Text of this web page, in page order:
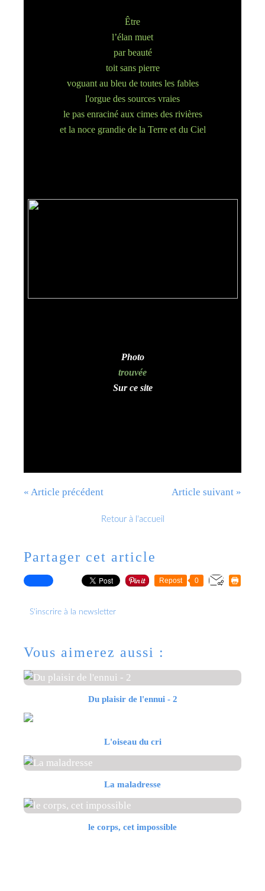
Être
l’élan muet
par beauté
toit sans pierre
voguant au bleu de toutes les fables
l'orgue des sources vraies
le pas enraciné aux cimes des rivières
et la noce grandie de la Terre et du Ciel
Photo
trouvée
Sur ce site
« Article précédent Article suivant »
Retour à l'accueil
Partager cet article
Repost 0
S'inscrire à la newsletter
Vous aimerez aussi :
Du plaisir de l'ennui - 2
L'oiseau du cri
La maladresse
le corps, cet impossible